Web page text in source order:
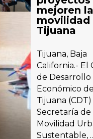
mejoren la
movilidad
Tijuana
Tijuana, Baja
California.- El
de Desarrollo
Económico de
Tijuana (CDT)
Secretaría de
Movilidad
Sustentable,